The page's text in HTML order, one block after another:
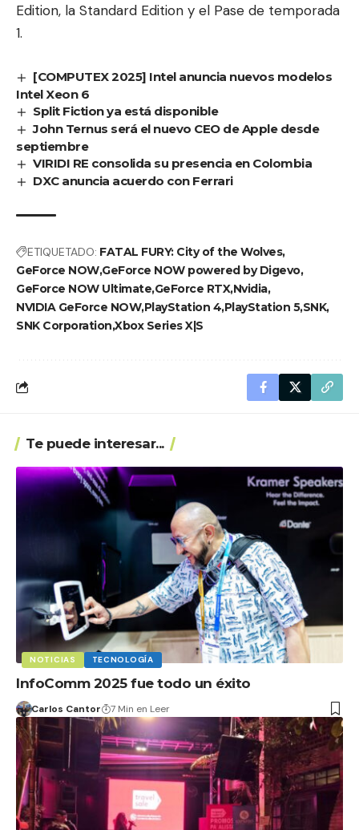
Edition, la Standard Edition y el Pase de temporada
1.
[COMPUTEX 2025] Intel anuncia nuevos modelos
Intel Xeon 6
Split Fiction ya está disponible
John Ternus será el nuevo CEO de Apple desde
septiembre
VIRIDI RE consolida su presencia en Colombia
DXC anuncia acuerdo con Ferrari
ETIQUETADO: FATAL FURY: City of the Wolves
GeForce NOWGeForce NOW powered by Digevo
GeForce NOW UltimateGeForce RTXNvidia
NVIDIA GeForce NOWPlayStation 4PlayStation 5SNK
SNK Corporation Xbox Series X|S
Te puede interesar...
NOTICIAS TECNOLOGÍA
InfoComm 2025 fue todo un éxito
Carlos Cantor 7 Min en Leer